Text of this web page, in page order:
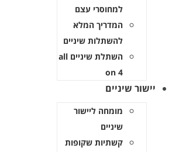
למחוסרי עצם
המדריך המלא
להשתלות שיניים
השתלת שיניים all
שיניים
מומחה ליישור
קשתיות שקופות